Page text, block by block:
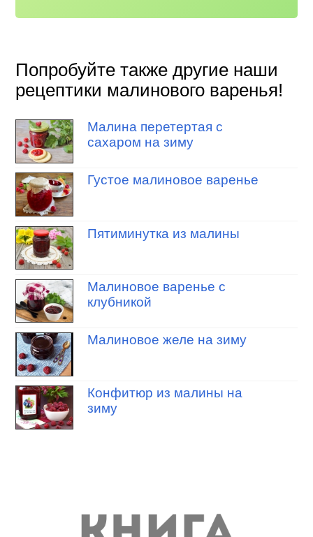
Попробуйте также другие наши
рецептики малинового варенья!
Малина перетертая с
сахаром на зиму
Густое малиновое варенье
Пятиминутка из малины
Малиновое варенье с
клубникой
Малиновое желе на зиму
Конфитюр из малины на
зиму